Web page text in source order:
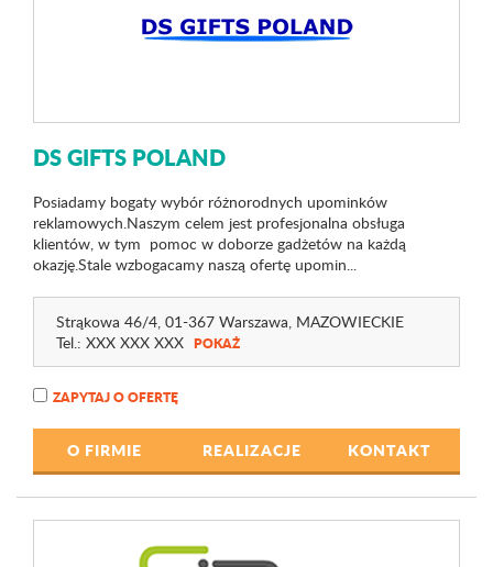
DS GIFTS POLAND
Posiadamy bogaty wybór różnorodnych upominków
reklamowych.Naszym celem jest profesjonalna obsługa
klientów, w tym pomoc w doborze gadżetów na każdą
okazję.Stale wzbogacamy naszą ofertę upomin...
Strąkowa 46/4, 01-367 Warszawa, MAZOWIECKIE
Tel.: XXX XXX XXX POKAŻ
ZAPYTAJ O OFERTĘ
O FIRMIE REALIZACJE KONTAKT